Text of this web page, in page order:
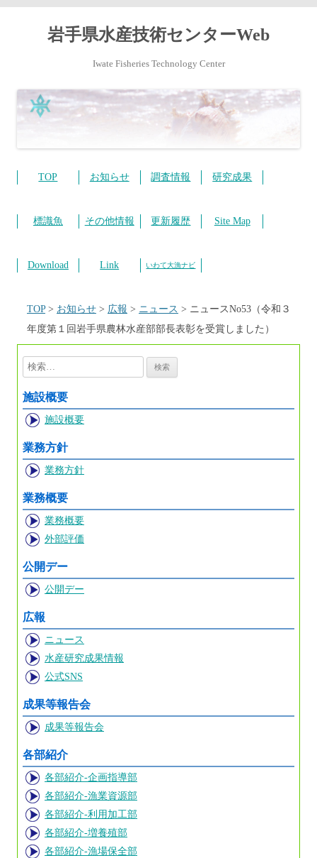
岩手県水産技術センターWeb
Iwate Fisheries Technology Center
テ
ン
ス
キ
TOP お知らせ 調査情報 研究成果
標識魚 その他情報 更新履歴 Site Map
Download Link いわて大漁ナビ
TOP> お知らせ > 広報 > ニュース > ニュースNo53（令和３
年度第１回岩手県農林水産部部長表彰を受賞しました）
検
索:
施設概要
施設概要
業務方針
業務方針
業務概要
業務概要
外部評価
公開デー
公開デー
広報
ニュース
水産研究成果情報
公式SNS
成果等報告会
成果等報告会
各部紹介
各部紹介-企画指導部
各部紹介-漁業資源部
各部紹介-利用加工部
各部紹介-増養殖部
各部紹介-漁場保全部